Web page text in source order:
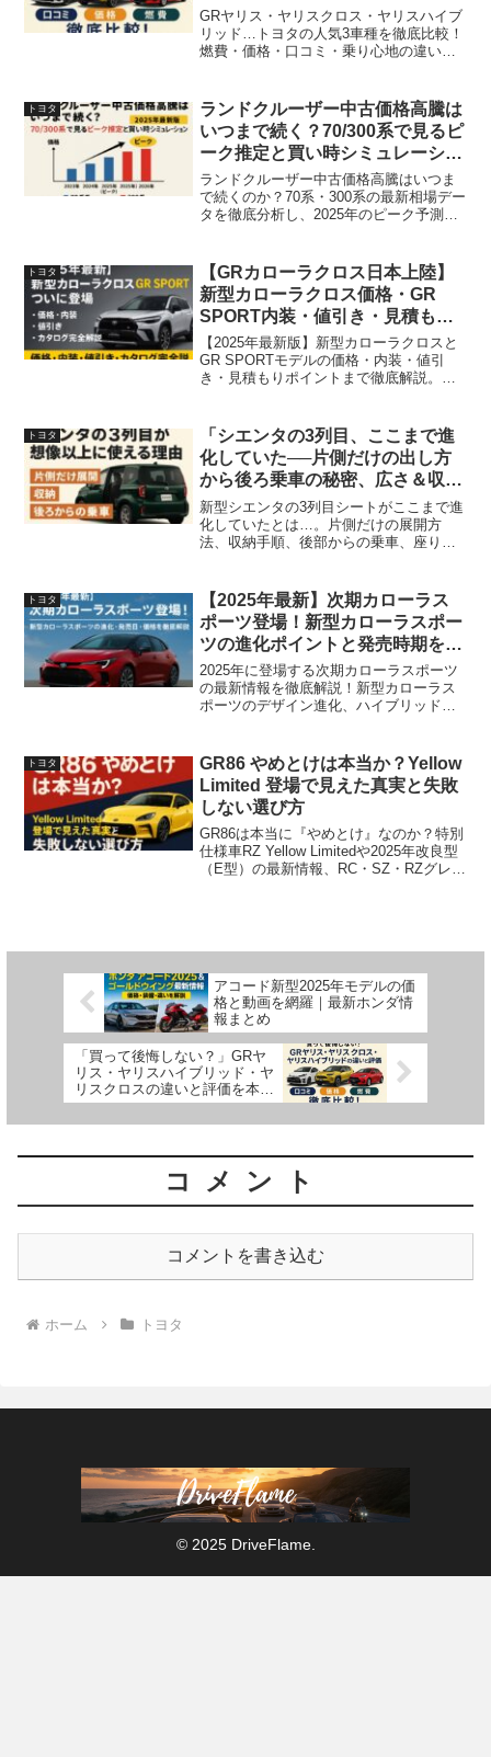
｜価格・燃費・評判まで一挙公開
GRヤリス・ヤリスクロス・ヤリスハイブ
リッド…トヨタの人気3車種を徹底比較！
燃費・価格・口コミ・乗り心地の違いか
を感情で読み解く本音レビュー。
トヨタ
ランドクルーザー中古価格高騰は
いつまで続く？70/300系で見るピ
ーク推定と買い時シミュレーショ
ン
ランドクルーザー中古価格高騰はいつま
で続くのか？70系・300系の最新相場デー
タを徹底分析し、2025年のピーク予測を
事例まで網羅。後悔しないランクル選び
のための必読ガイド。
トヨタ
【GRカローラクロス日本上陸】
新型カローラクロス価格・GR
SPORT内装・値引き・見積も
り・カタログ情報まとめ
【2025年最新版】新型カローラクロスと
GR SPORTモデルの価格・内装・値引
き・見積もりポイントまで徹底解説。カ
を速水優一が“感情で解剖”！"
トヨタ
「シエンタの3列目、ここまで進
化していた──片側だけの出し方
から後ろ乗車の秘密、広さ＆収納
術まで徹底解説」
新型シエンタの3列目シートがここまで進
化していたとは…。片側だけの展開方
法、収納手順、後部からの乗車、座り心
ぬ日常”にやさしく寄り添う一台。
トヨタ
【2025年最新】次期カローラス
ポーツ登場！新型カローラスポー
ツの進化ポイントと発売時期を徹
底解説
2025年に登場する次期カローラスポーツ
の最新情報を徹底解説！新型カローラス
ポーツのデザイン進化、ハイブリッド性
点で深掘りします。
トヨタ
GR86 やめとけは本当か？Yellow
Limited 登場で見えた真実と失敗
しない選び方
GR86は本当に『やめとけ』なのか？特別
仕様車RZ Yellow Limitedや2025年改良型
（E型）の最新情報、RC・SZ・RZグレー
アコード新型2025年モデルの価
格と動画を網羅｜最新ホンダ情
報まとめ
「買って後悔しない？」GRヤ
リス・ヤリスハイブリッド・ヤ
リスクロスの違いと評価を本音
で語る｜価格・燃費・評判まで
一挙公開
コメント
コメントを書き込む
ホーム トヨタ
© 2025 DriveFlame.